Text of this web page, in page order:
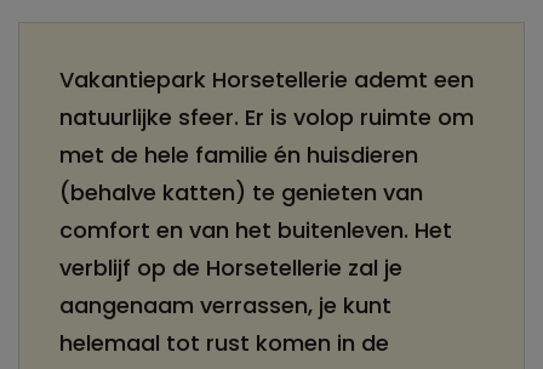
Vakantiepark Horsetellerie ademt een
natuurlijke sfeer. Er is volop ruimte om
met de hele familie én huisdieren
(behalve katten) te genieten van
comfort en van het buitenleven. Het
verblijf op de Horsetellerie zal je
aangenaam verrassen, je kunt
helemaal tot rust komen in de